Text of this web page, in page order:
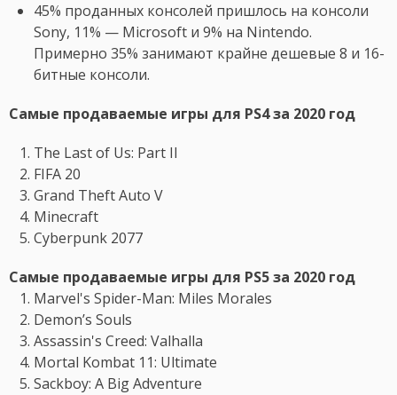
45% проданных консолей пришлось на консоли
Sony, 11% — Microsoft и 9% на Nintendo.
Примерно 35% занимают крайне дешевые 8 и 16-
битные консоли.
Самые продаваемые игры для PS4 за 2020 год
The Last of Us: Part II
FIFA 20
Grand Theft Auto V
Minecraft
Cyberpunk 2077
Самые продаваемые игры для PS5 за 2020 год
Marvel's Spider-Man: Miles Morales
Demon’s Souls
Assassin's Creed: Valhalla
Mortal Kombat 11: Ultimate
Sackboy: A Big Adventure